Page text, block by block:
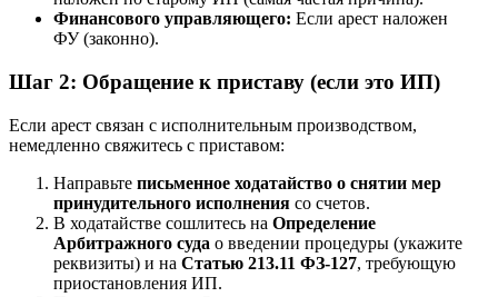
Финансового управляющего: Если арест наложен
ФУ (законно).
Шаг 2: Обращение к приставу (если это ИП)
Если арест связан с исполнительным производством,
немедленно свяжитесь с приставом:
Направьте письменное ходатайство о снятии мер
принудительного исполнения со счетов.
В ходатайстве сошлитесь на Определение
Арбитражного суда о введении процедуры (укажите
реквизиты) и на Статью 213.11 ФЗ-127, требующую
приостановления ИП.